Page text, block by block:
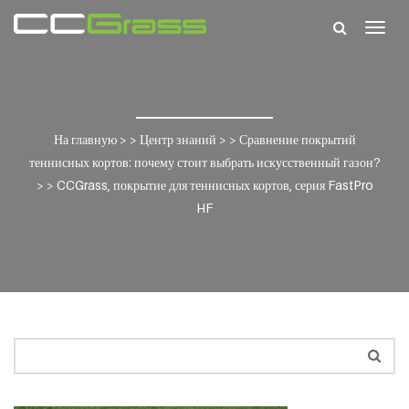
На главную> > Центр знаний > > Сравнение покрытий
теннисных кортов: почему стоит выбрать искусственный газон?
> > CCGrass, покрытие для теннисных кортов, серия FastPro
HF